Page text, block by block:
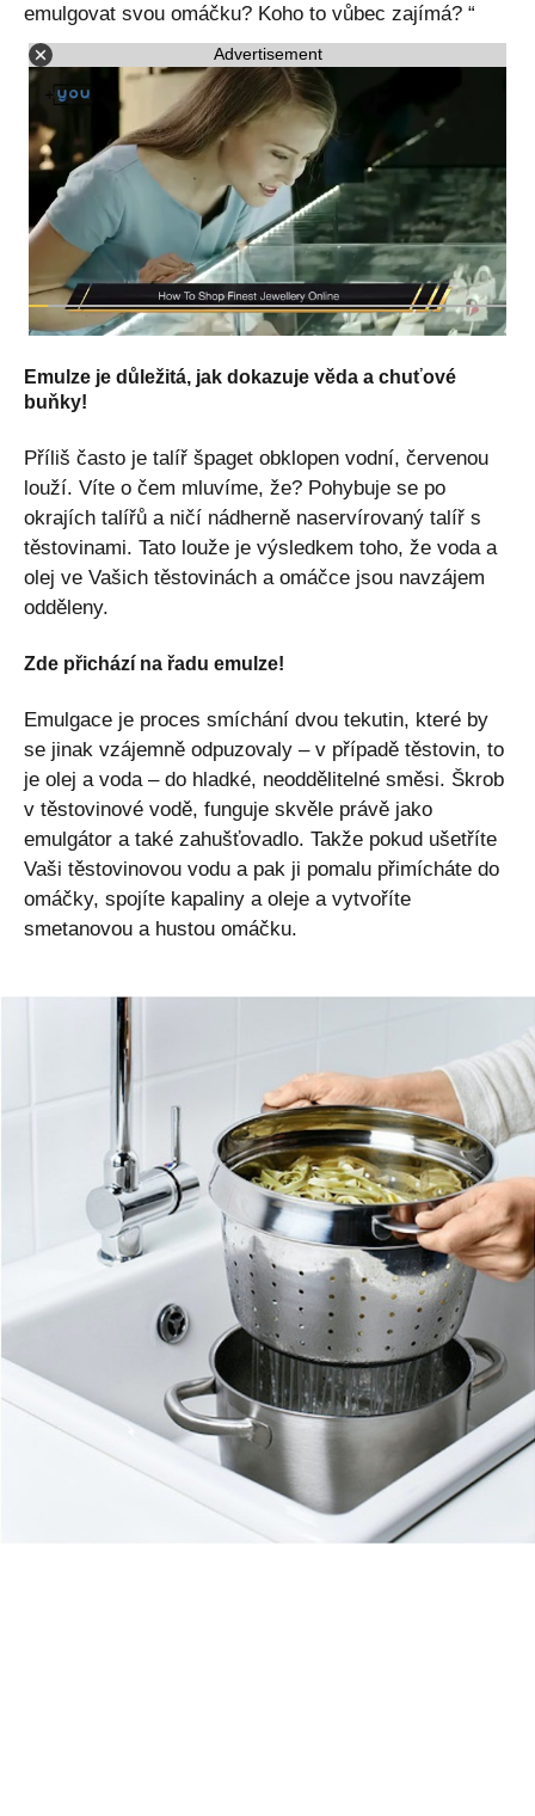
emulgovat svou omáčku? Koho to vůbec zajímá? “
Advertisement
Emulze je důležitá, jak dokazuje věda a chuťové
buňky!
Příliš často je talíř špaget obklopen vodní, červenou
louží. Víte o čem mluvíme, že? Pohybuje se po
okrajích talířů a ničí nádherně naservírovaný talíř s
těstovinami. Tato louže je výsledkem toho, že voda a
olej ve Vašich těstovinách a omáčce jsou navzájem
odděleny.
Zde přichází na řadu emulze!
Emulgace je proces smíchání dvou tekutin, které by
se jinak vzájemně odpuzovaly – v případě těstovin, to
je olej a voda – do hladké, neoddělitelné směsi. Škrob
v těstovinové vodě, funguje skvěle právě jako
emulgátor a také zahušťovadlo. Takže pokud ušetříte
Vaši těstovinovou vodu a pak ji pomalu přimícháte do
omáčky, spojíte kapaliny a oleje a vytvoříte
smetanovou a hustou omáčku.